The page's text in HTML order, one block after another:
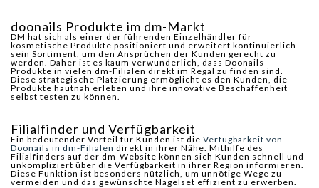
doonails Produkte im dm-Markt
DM hat sich als einer der führenden Einzelhändler für
kosmetische Produkte positioniert und erweitert kontinuierlich
sein Sortiment, um den Ansprüchen der Kunden gerecht zu
werden. Daher ist es kaum verwunderlich, dass Doonails-
Produkte in vielen dm-Filialen direkt im Regal zu finden sind.
Diese strategische Platzierung ermöglicht es den Kunden, die
Produkte hautnah erleben und ihre innovative Beschaffenheit
selbst testen zu können.
Filialfinder und Verfügbarkeit
Ein bedeutender Vorteil für Kunden ist die Verfügbarkeit von
Doonails in dm-Filialen direkt in ihrer Nähe. Mithilfe des
Filialfinders auf der dm-Website können sich Kunden schnell und
unkompliziert über die Verfügbarkeit in ihrer Region informieren.
Diese Funktion ist besonders nützlich, um unnötige Wege zu
vermeiden und das gewünschte Nagelset effizient zu erwerben.